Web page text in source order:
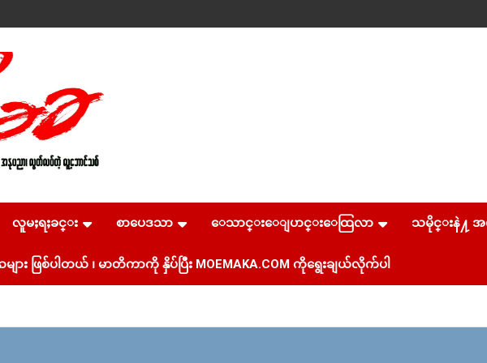
ာက္တံတား၊ ရန္ကုန္။
၅၃ ၊ ၀၉ ၅၀၄ ၁၀ ၅၈)
၁၃ / ၃၈ လမ္း။ ပ
၉၆၃၆၉၉၈၃၄
လူမႈရႈခင္း စာပေဒသာ ေသာင္းေျပာင္းေထြလာ သမိုင္းနဲ႔ အ
ဖြစ်ပါတယ် ၊ မာတိကာကို နှိပ်ပြီး MOEMAKA.COM ကိုရွေးချယ်လိုက်ပါ